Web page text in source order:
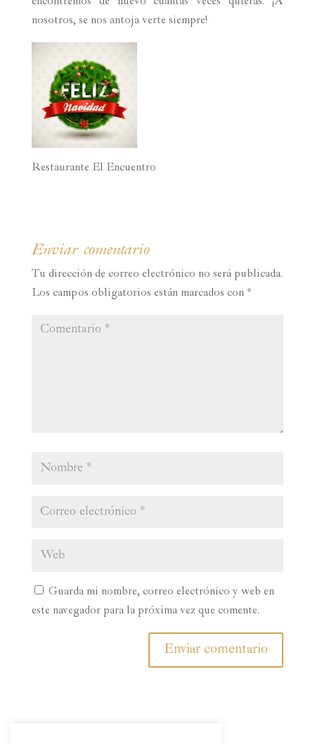
encontremos de nuevo cuantas veces quieras. ¡A
nosotros, se nos antoja verte siempre!
Restaurante El Encuentro
Enviar comentario
Tu dirección de correo electrónico no será publicada.
Los campos obligatorios están marcados con *
Guarda mi nombre, correo electrónico y web en
este navegador para la próxima vez que comente.